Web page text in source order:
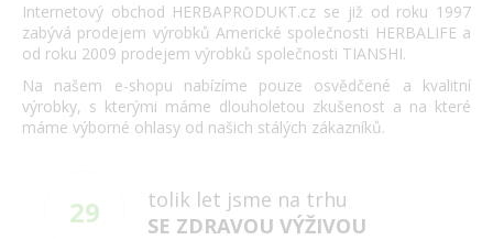
Internetový obchod HERBAPRODUKT.cz se již od roku 1997
zabývá prodejem výrobků Americké společnosti HERBALIFE a
od roku 2009 prodejem výrobků společnosti TIANSHI.
Na našem e-shopu nabízíme pouze osvědčené a kvalitní
výrobky, s kterými máme dlouholetou zkušenost a na které
máme výborné ohlasy od našich stálých zákazníků.
29
tolik let jsme na trhu
SE ZDRAVOU VÝŽIVOU